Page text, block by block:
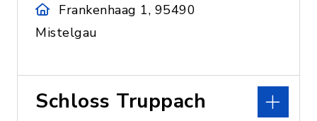
Frankenhaag 1, 95490
Mistelgau
Schloss Truppach